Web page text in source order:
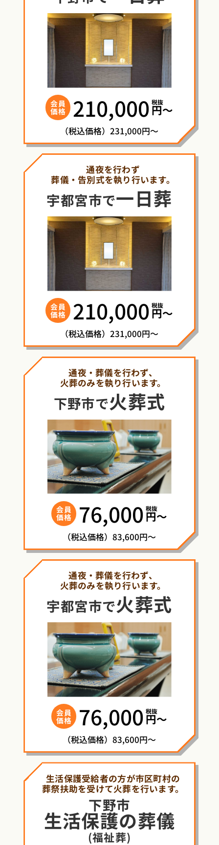
会員
価格 210,000 税抜
円〜
（税込価格）231,000円～
通夜を行わず
葬儀・告別式を執り行います。
宇都宮市で一日葬
会員
価格 210,000 税抜
円〜
（税込価格）231,000円～
通夜・葬儀を行わず、
火葬のみを執り行います。
下野市で火葬式
会員
価格 76,000 税抜
円〜
（税込価格）83,600円～
通夜・葬儀を行わず、
火葬のみを執り行います。
宇都宮市で火葬式
会員
価格 76,000 税抜
円〜
（税込価格）83,600円～
生活保護受給者の方が市区町村の
葬祭扶助を受けて火葬を行います。
下野市
生活保護の葬儀
(福祉葬)